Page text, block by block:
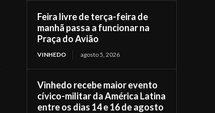
Feira livre de terça-feira de
manhã passa a funcionar na
Praça do Avião
VINHEDO agosto 5, 2026
Vinhedo recebe maior evento
cívico-militar da América Latina
entre os dias 14 e 16 de agosto